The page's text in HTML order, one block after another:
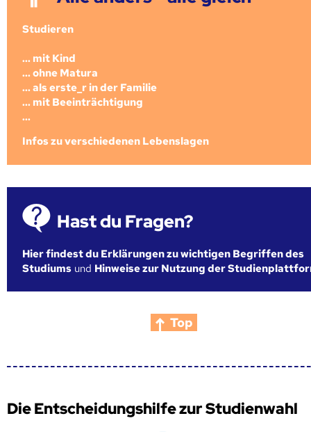
Studieren
... mit Kind
... ohne Matura
... als erste_r in der Familie
... mit Beeinträchtigung
...
Infos zu verschiedenen Lebenslagen
Hast du Fragen?
Hier findest du Erklärungen zu wichtigen Begriffen des
Studiums und Hinweise zur Nutzung der
Top
Die Entscheidungshilfe zur Studienwahl